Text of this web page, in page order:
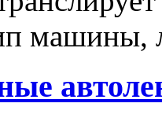
машины,